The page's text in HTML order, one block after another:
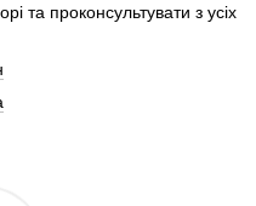
та проконсультувати з усіх